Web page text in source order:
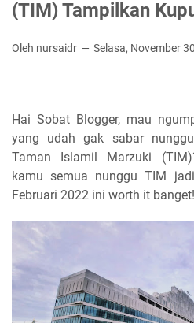
(TIM) Tampilkan
Oleh nursaidr Selasa, November
Hai Sobat Blogger, mau
yang udah gak sabar
Taman Islamil Marzuki
kamu semua nunggu TIM
Februari 2022 ini worth it banget!